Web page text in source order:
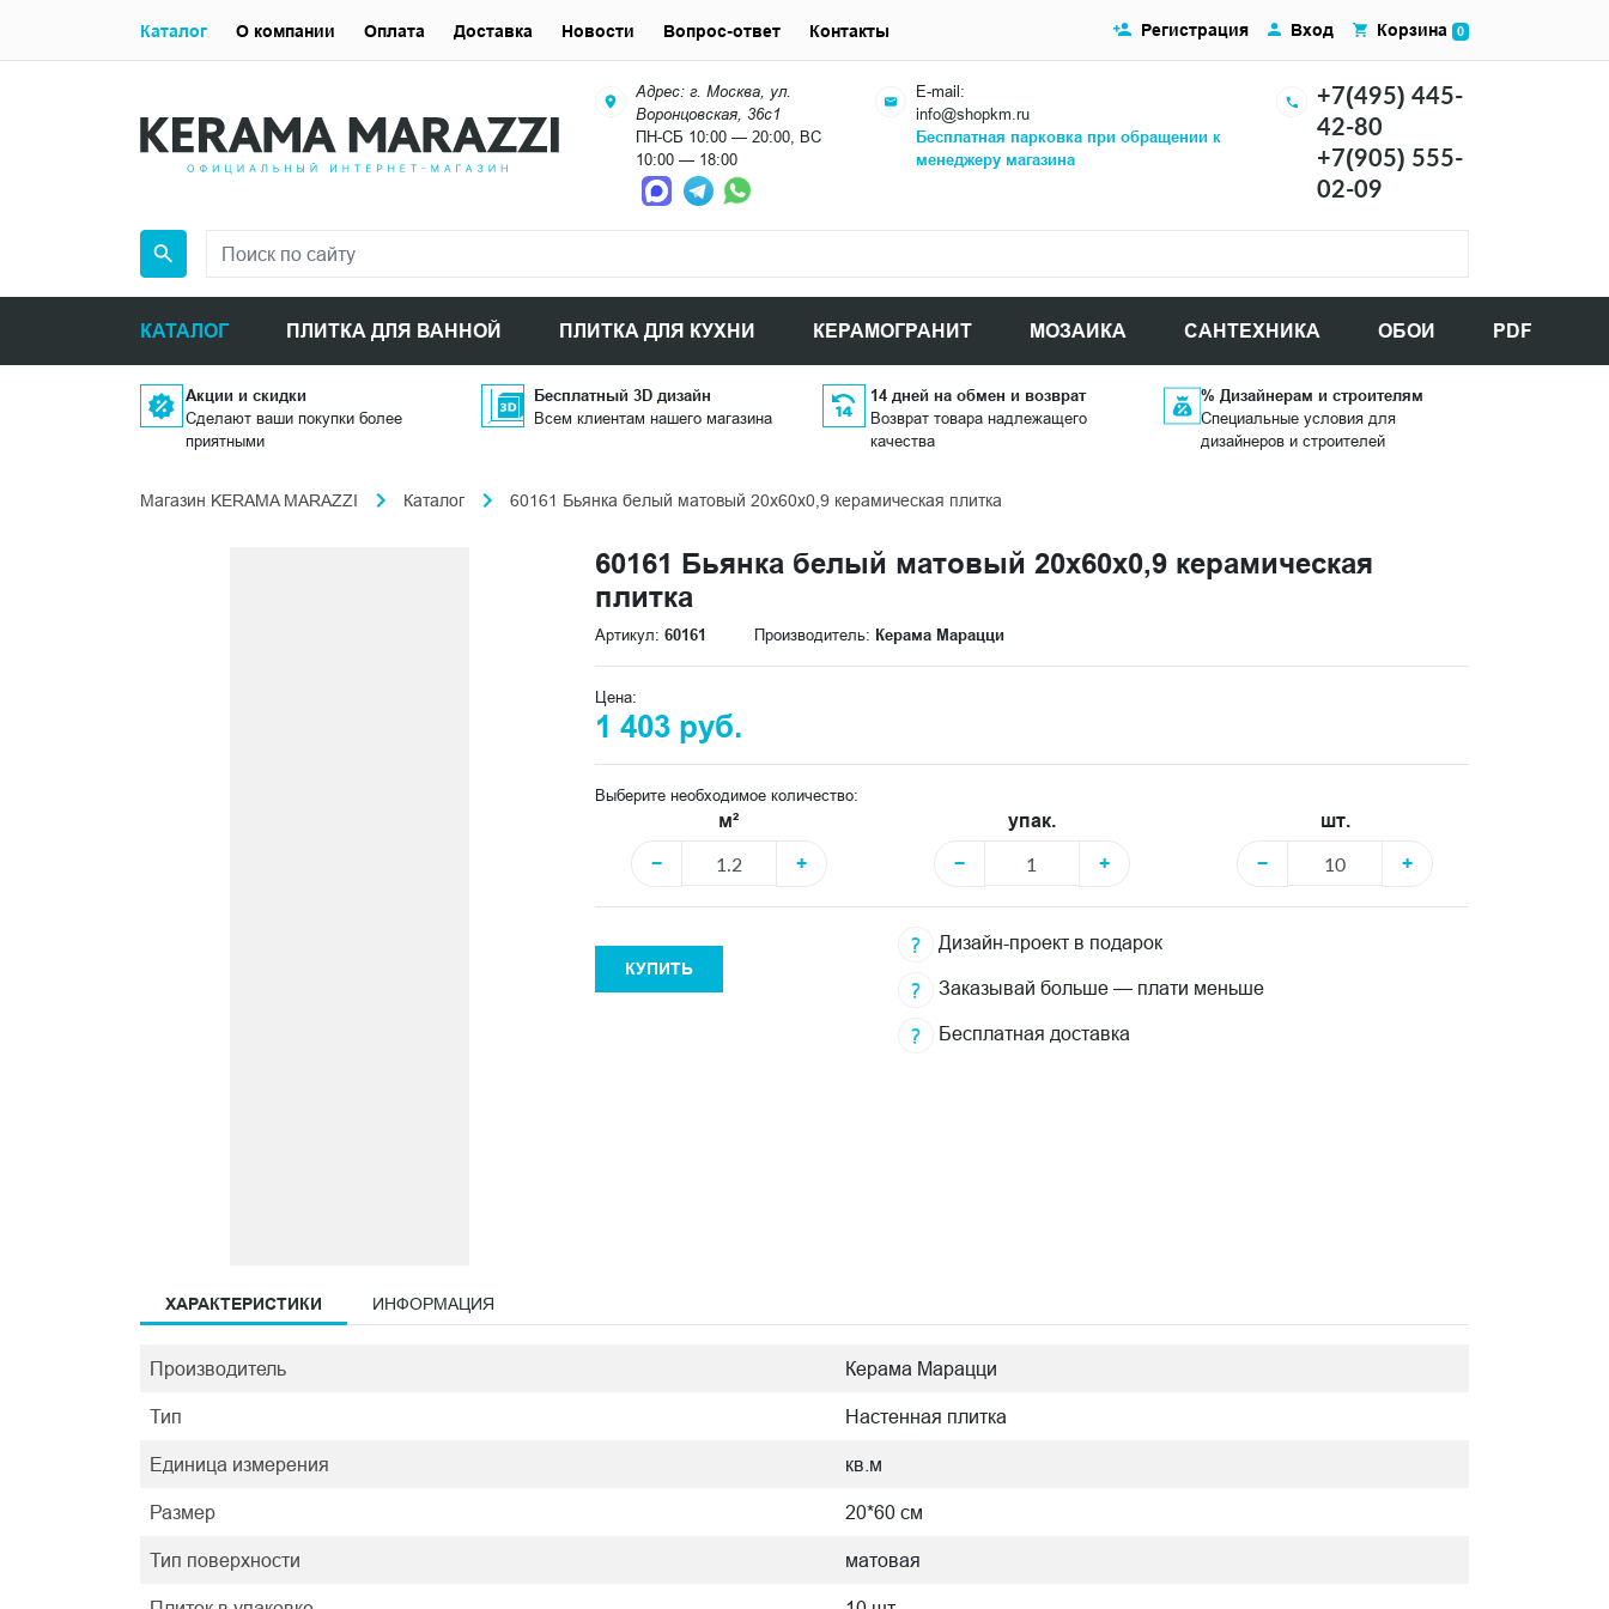
Адрес: г. Москва, ул.
Воронцовская, 36с1
ПН-СБ 10:00 — 20:00, ВС
10:00 — 18:00
E-mail:
info@shopkm.ru
Бесплатная парковка при обращении к
менеджеру магазина
+7(495) 445-
42-80
+7(905) 555-
02-09
КАТАЛОГ ПЛИТКА ДЛЯ ВАННОЙ ПЛИТКА ДЛЯ КУХНИ КЕРАМОГРАНИТ МОЗАИКА САНТЕХНИКА ОБОИ PDF
Регистрация Вход Корзина 0
Каталог О компании Оплата Доставка Новости Вопрос-ответ Контакты
Акции и скидки
Сделают ваши покупки более
приятными
Бесплатный 3D дизайн
Всем клиентам нашего магазина
14 дней на обмен и возврат
Возврат товара надлежащего
качества
% Дизайнерам и строителям
Специальные условия для
дизайнеров и строителей
Магазин KERAMA MARAZZI Каталог 60161 Бьянка белый матовый 20x60x0,9 керамическая плитка
60161 Бьянка белый матовый 20x60x0,9 керамическая
плитка
Артикул: 60161 Производитель: Керама Марацци
Цена:
1 403 руб.
Выберите необходимое количество:
м²
−
+
упак.
−
+
шт.
−
+
КУПИТЬ
Дизайн-проект в подарок
Заказывай больше — плати меньше
Бесплатная доставка
ХАРАКТЕРИСТИКИ ИНФОРМАЦИЯ
Производитель Керама Марацци
Тип Настенная плитка
Единица измерения кв.м
Размер 20*60 см
Тип поверхности матовая